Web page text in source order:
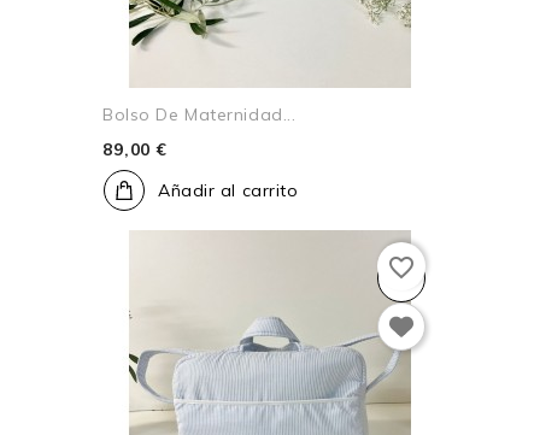
Bolso De Maternidad...
89,00 €
Añadir al carrito
favorite_border